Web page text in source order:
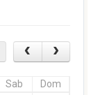
Sab
Dom